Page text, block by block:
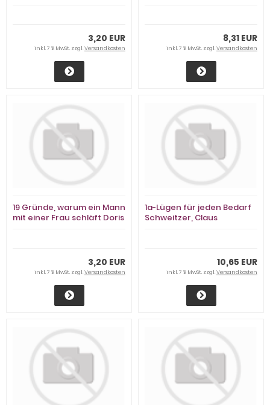
3,20 EUR
inkl. 7 % MwSt. zzgl.Versandkosten
8,31 EUR
inkl. 7 % MwSt. zzgl.Versandkosten
19 Gründe, warum ein Mann
mit einer Frau schläft Doris
3,20 EUR
inkl. 7 % MwSt. zzgl.Versandkosten
1a-Lügen für jeden Bedarf
Schweitzer, Claus
10,65 EUR
inkl. 7 % MwSt. zzgl.Versandkosten